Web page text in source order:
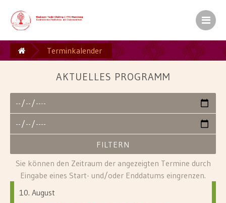
Kamalashila Institut� f�r
Europ�ischer Sitz S.H. des XVII.
Ein Zentrum der Karma Kag�
Terminkalender
AKTUELLES PROGRAMM
Sie können den Zeitraum der angezeigten Termine durch
Eingabe eines Start- und/oder Enddatums eingrenzen.
10. August